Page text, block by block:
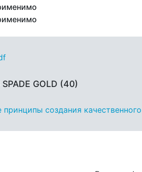
GOLD (40)
создания